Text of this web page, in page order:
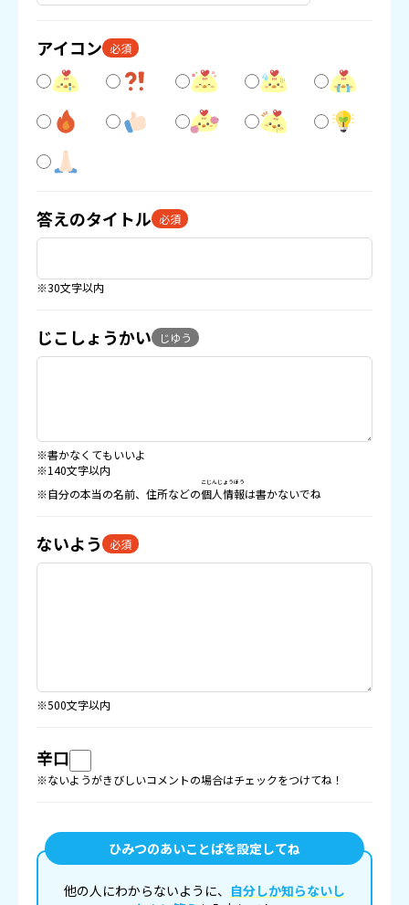
アイコン 必須
答えのタイトル 必須
※30文字以内
じこしょうかい じゆう
※書かなくてもいいよ
※140文字以内
※自分の本当の名前、住所などの個人情報
こじんじょうほう
は書かないでね
ないよう 必須
※500文字以内
辛口
※ないようがきびしいコメントの場合はチェックをつけてね！
ひみつのあいことばを設定してね
他の人にわからないように、 自分しか知らないし